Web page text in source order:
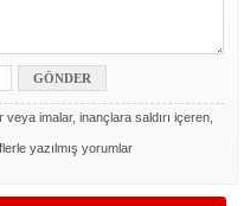
imalar, inançlara saldırı içeren,
yazılmış yorumlar